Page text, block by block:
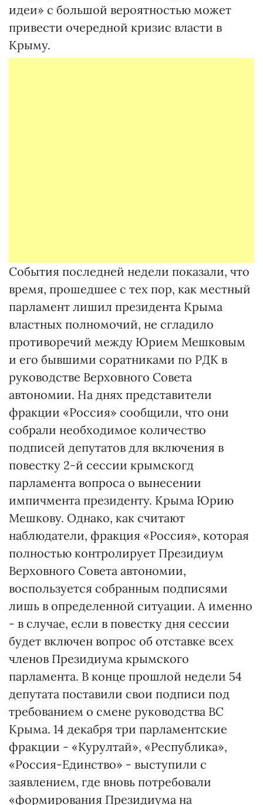
идеи» с большой вероятностью может
привести очередной кризис власти в
Крыму.
События последней недели показали, что
время, прошедшее с тех пор, как местный
парламент лишил президента Крыма
властных полномочий, не сгладило
противоречий между Юрием Мешковым
и его бывшими соратниками по РДК в
руководстве Верховного Совета
автономии. На днях представители
фракции «Россия» сообщили, что они
собрали необходимое количество
подписей депутатов для включения в
повестку 2-й сессии крымскогд
парламента вопроса о вынесении
импичмента президенту. Крыма Юрию
Мешкову. Однако, как считают
наблюдатели, фракция «Россия», которая
полностью контролирует Президиум
Верховного Совета автономии,
воспользуется собранным подписями
лишь в определенной ситуации. А именно
- в случае, если в повестку дня сессии
будет включен вопрос об отставке всех
членов Президиума крымского
парламента. В конце прошлой недели 54
депутата поставили свои подписи под
требованием о смене руководства ВС
Крыма. 14 декабря три парламентские
фракции - «Курултай», «Республика»,
«Россия-Единство» - выступили с
заявлением, где вновь потребовали
«формирования Президиума на